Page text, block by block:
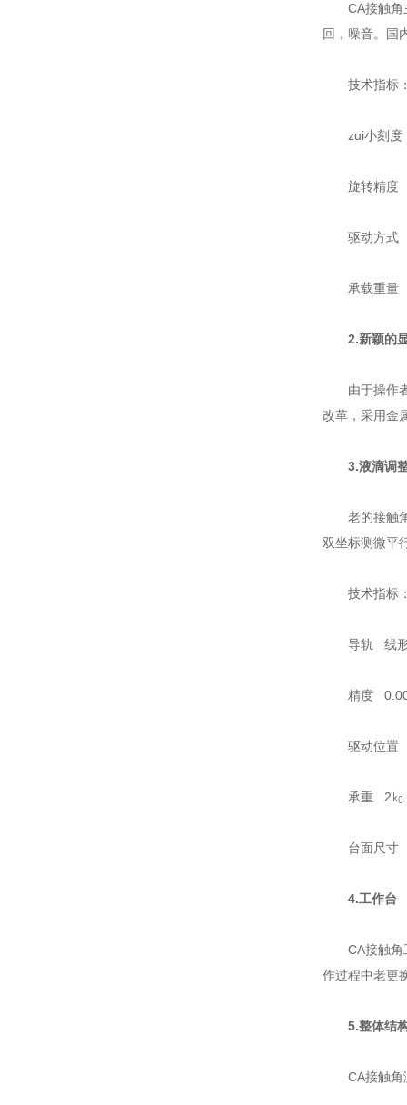
CA接触角主
回，噪音。国
技术指标
zui小刻度
旋转精度
驱动方式
承载重量
2.新颖的
由于操作者
改革，采用金
3.液滴调
老的接触角
双坐标测微平
技术指标
导轨 线形
精度
驱动位置
承重 2㎏
台面尺寸
4.工作台
CA接触角工
作过程中老更
5.整体结
CA接触角测